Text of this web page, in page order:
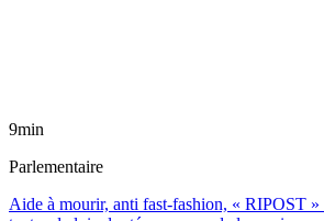
9min
Parlementaire
Aide à mourir, anti fast-fashion, « RIPOST